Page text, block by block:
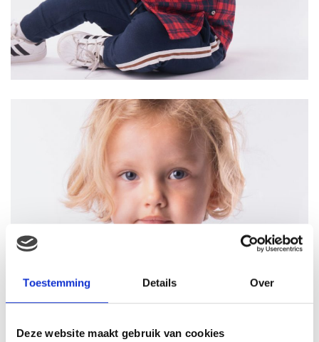
Toestemming Details Over
Deze website maakt gebruik van cookies